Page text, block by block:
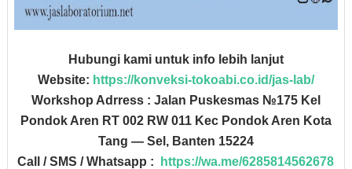
Hubungi kami untuk info lebih lanjut
Website: https://konveksi-tokoabi.co.id/jas-lab/
Workshop Adrress : Jalan Puskesmas №175 Kel
Pondok Aren RT 002 RW 011 Kec Pondok Aren Kota
Tang — Sel, Banten 15224
Call / SMS / Whatsapp :
https://wa.me/6285814562678